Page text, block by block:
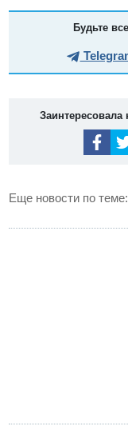
Будьте
Еще новости по теме: